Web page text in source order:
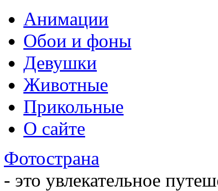
Анимации
Обои и фоны
Девушки
Животные
Прикольные
О сайте
Фотострана
- это увлекательное